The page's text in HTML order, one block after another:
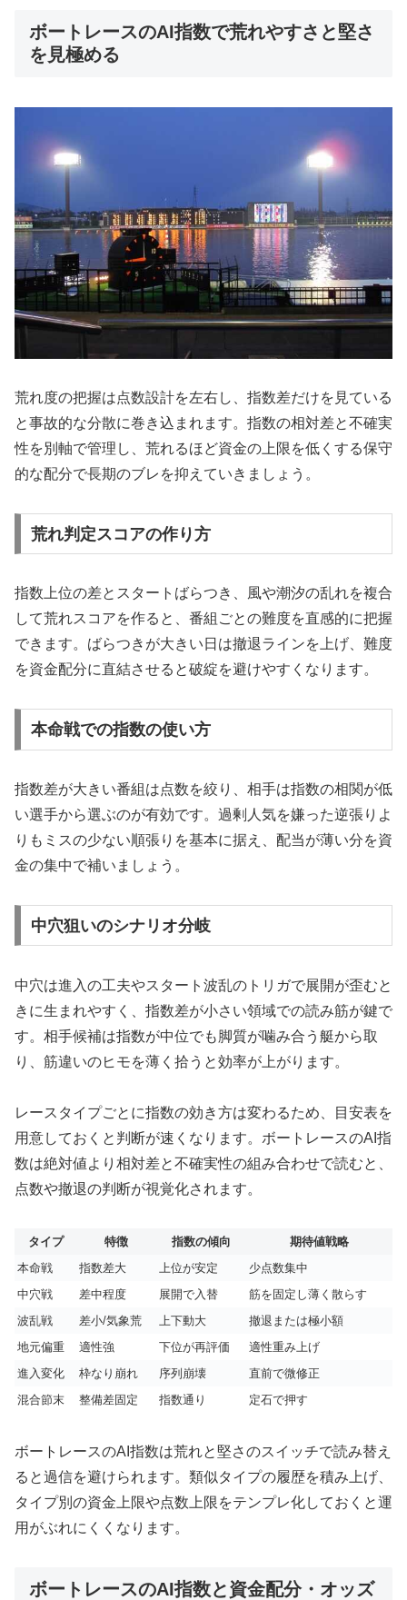
ボートレースのAI指数で荒れやすさと堅さ
を見極める
荒れ度の把握は点数設計を左右し、指数差だけを見ている
と事故的な分散に巻き込まれます。指数の相対差と不確実
性を別軸で管理し、荒れるほど資金の上限を低くする保守
的な配分で長期のブレを抑えていきましょう。
荒れ判定スコアの作り方
指数上位の差とスタートばらつき、風や潮汐の乱れを複合
して荒れスコアを作ると、番組ごとの難度を直感的に把握
できます。ばらつきが大きい日は撤退ラインを上げ、難度
を資金配分に直結させると破綻を避けやすくなります。
本命戦での指数の使い方
指数差が大きい番組は点数を絞り、相手は指数の相関が低
い選手から選ぶのが有効です。過剰人気を嫌った逆張りよ
りもミスの少ない順張りを基本に据え、配当が薄い分を資
金の集中で補いましょう。
中穴狙いのシナリオ分岐
中穴は進入の工夫やスタート波乱のトリガで展開が歪むと
きに生まれやすく、指数差が小さい領域での読み筋が鍵で
す。相手候補は指数が中位でも脚質が噛み合う艇から取
り、筋違いのヒモを薄く拾うと効率が上がります。
レースタイプごとに指数の効き方は変わるため、目安表を
用意しておくと判断が速くなります。ボートレースのAI指
数は絶対値より相対差と不確実性の組み合わせで読むと、
点数や撤退の判断が視覚化されます。
タイプ 特徴 指数の傾向
期待値戦略
本命戦
指数差大 上位が安定
少点数集中
中穴戦
差中程度 展開で入替
筋を固定し薄く散らす
波乱戦
差小/気象荒 上下動大
撤退または極小額
地元偏重
適性強 下位が再評価
適性重み上げ
進入変化
枠なり崩れ 序列崩壊
直前で微修正
混合節末
整備差固定 指数通り 定石で押す
ボートレースのAI指数は荒れと堅さのスイッチで読み替え
ると過信を避けられます。類似タイプの履歴を積み上げ、
タイプ別の資金上限や点数上限をテンプレ化しておくと運
用がぶれにくくなります。
ボートレースのAI指数と資金配分・オッズ